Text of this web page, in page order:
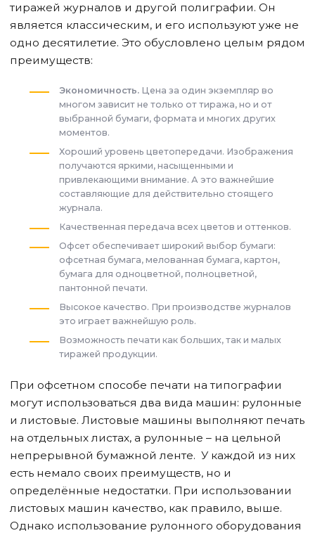
тиражей журналов и другой полиграфии. Он
является классическим, и его используют уже не
одно десятилетие. Это обусловлено целым рядом
преимуществ:
Экономичность. Цена за один экземпляр во
многом зависит не только от тиража, но и от
выбранной бумаги, формата и многих других
моментов.
Хороший уровень цветопередачи. Изображения
получаются яркими, насыщенными и
привлекающими внимание. А это важнейшие
составляющие для действительно стоящего
журнала.
Качественная передача всех цветов и оттенков.
Офсет обеспечивает широкий выбор бумаги:
офсетная бумага, мелованная бумага, картон,
бумага для одноцветной, полноцветной,
пантонной печати.
Высокое качество. При производстве журналов
это играет важнейшую роль.
Возможность печати как больших, так и малых
тиражей продукции.
При офсетном способе печати на типографии
могут использоваться два вида машин: рулонные
и листовые. Листовые машины выполняют печать
на отдельных листах, а рулонные – на цельной
непрерывной бумажной ленте. У каждой из них
есть немало своих преимуществ, но и
определённые недостатки. При использовании
листовых машин качество, как правило, выше.
Однако использование рулонного оборудования